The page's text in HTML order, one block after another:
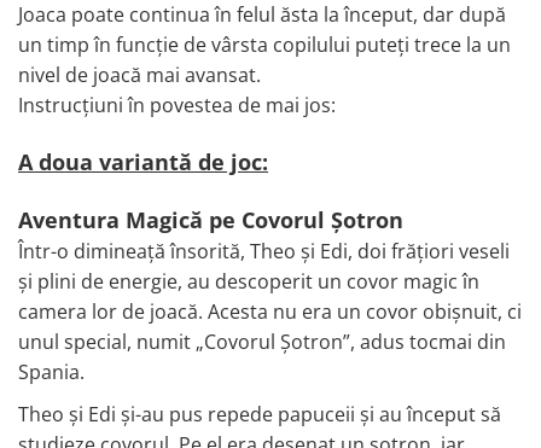
Joaca poate continua în felul ăsta la început, dar după
un timp în funcție de vârsta copilului puteți trece la un
nivel de joacă mai avansat.
Instrucțiuni în povestea de mai jos:
A doua variantă de joc:
Aventura Magică pe Covorul Șotron
Într-o dimineață însorită, Theo și Edi, doi frățiori veseli
și plini de energie, au descoperit un covor magic în
camera lor de joacă. Acesta nu era un covor obișnuit, ci
unul special, numit „Covorul Șotron”, adus tocmai din
Spania.
Theo și Edi și-au pus repede papuceii și au început să